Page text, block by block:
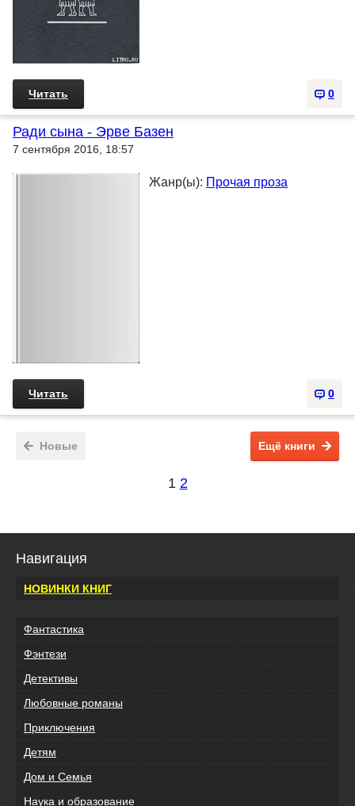
0
Читать
Ради сына - Эрве Базен
7 сентября 2016, 18:57
Жанр(ы): Прочая проза
0
Читать
Новые Ещё книги
1 2
Навигация
НОВИНКИ КНИГ
Фантастика
Фэнтези
Детективы
Любовные романы
Приключения
Детям
Дом и Семья
Наука и образование